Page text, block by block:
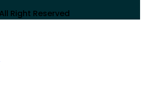
Right Reserved